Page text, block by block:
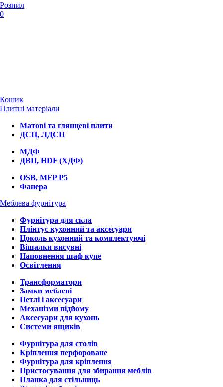
Розпил
0
Кошик
Плитні матеріали
Матові та глянцеві плити
ДСП, ЛДСП
МДФ
ДВП, HDF (ХДФ)
OSB, MFP P5
Фанера
Меблева фурнітура
Фурнітура для скла
Плінтус кухонний та аксесуари
Цоколь кухонний та комплектуючі
Вішалки висувні
Наповнення шаф купе
Освітлення
Трансформатори
Замки меблеві
Петлі і аксесуари
Механізми підйому
Аксесуари для кухонь
Системи ящиків
Фурнітура для столів
Кріплення перфороване
Фурнітура для кріплення
Пристосування для збирання меблів
Планка для стільниць